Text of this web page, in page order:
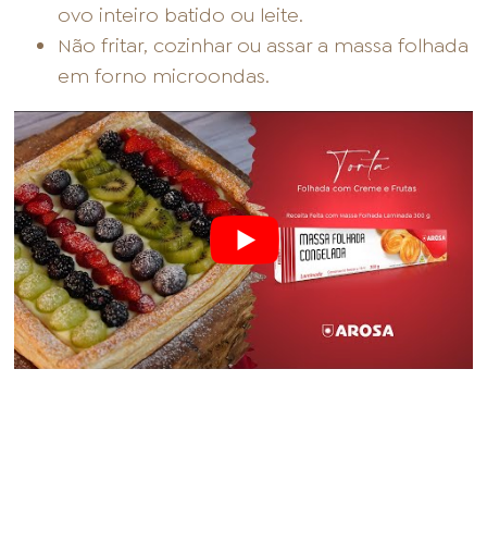
ovo inteiro batido ou leite.
Não fritar, cozinhar ou assar a massa folhada
em forno microondas.